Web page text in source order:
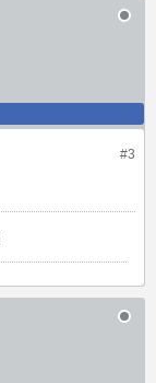
#3